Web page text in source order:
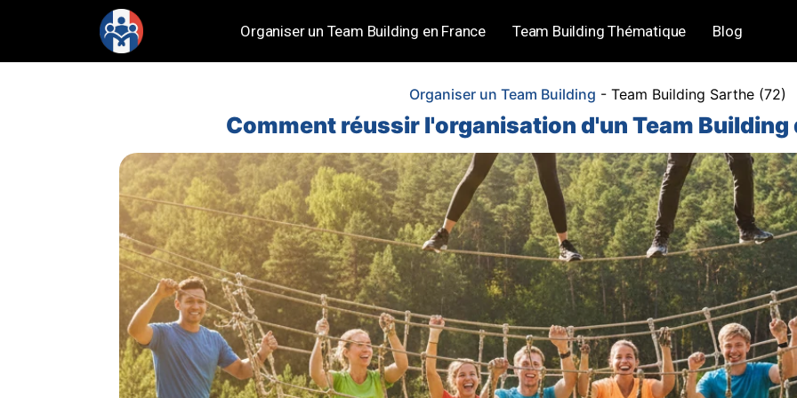
Organiser un Team Building en France Team Building Thématique Blog
Organiser un Team Building - Team Building Sarthe (72)
Comment réussir l'organisation d'un Team Building